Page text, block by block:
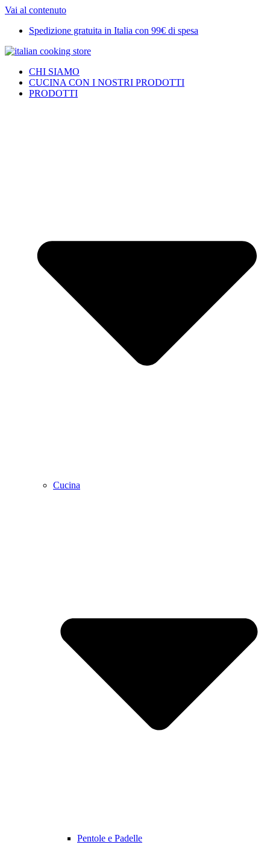
Vai al contenuto
Spedizione gratuita in Italia con 99€ di spesa
CHI SIAMO
CUCINA CON I NOSTRI PRODOTTI
PRODOTTI
Cucina
Pentole e Padelle